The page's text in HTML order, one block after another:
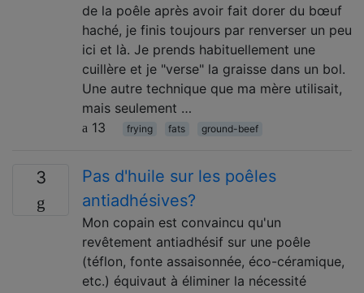
de la poêle après avoir fait dorer du bœuf
haché, je finis toujours par renverser un peu
ici et là. Je prends habituellement une
cuillère et je "verse" la graisse dans un bol.
Une autre technique que ma mère utilisait,
mais seulement …
13
frying fats ground-beef
3
Pas d'huile sur les poêles
antiadhésives?
Mon copain est convaincu qu'un
revêtement antiadhésif sur une poêle
(téflon, fonte assaisonnée, éco-céramique,
etc.) équivaut à éliminer la nécessité